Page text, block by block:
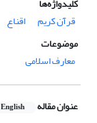
کلیدواژه‌ها
قرآن کریم
اقناع
موضوعات
معارف اسلامی
عنوان مقاله English